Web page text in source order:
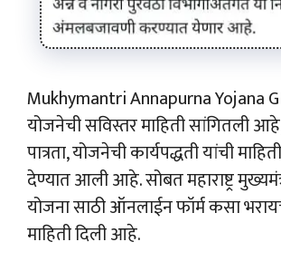
Mukhymantri Annapurna Yojana
योजनेची सविस्तर माहिती सांगितली आहे,
पात्रता, योजनेची कार्यपद्धती यांची
देण्यात आली आहे. सोबत महाराष्ट्र
योजना साठी ऑनलाईन फॉर्म कसा
माहिती दिली आहे.